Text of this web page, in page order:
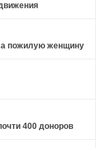
пожилую женщину
400 доноров